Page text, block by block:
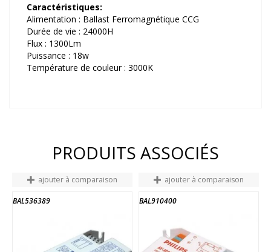
Caractéristiques:
Alimentation : Ballast Ferromagnétique CCG
Durée de vie : 24000H
Flux : 1300Lm
Puissance : 18w
Température de couleur : 3000K
PRODUITS ASSOCIÉS
ajouter à comparaison
BAL536389
ajouter à comparaison
BAL910400